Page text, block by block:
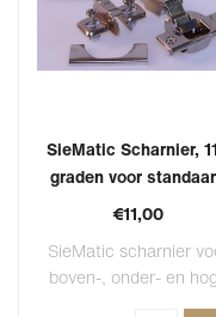
SieMatic Scharnier,
graden voor
deuren
€11,00
SieMatic scharnier
boven-, onder- en
kasten, inclu..